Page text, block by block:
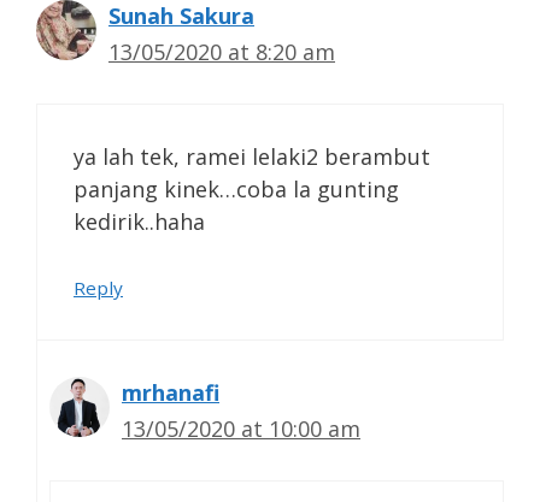
Sunah Sakura
13/05/2020 at 8:20 am
ya lah tek, ramei lelaki2 berambut
panjang kinek…coba la gunting
kedirik..haha
Reply
mrhanafi
13/05/2020 at 10:00 am